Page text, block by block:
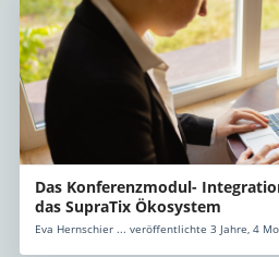
Das Konferenzmodul-
das SupraTix Ökosystem
Eva Hernschier ... veröffentlichte 3 Jahre, 4